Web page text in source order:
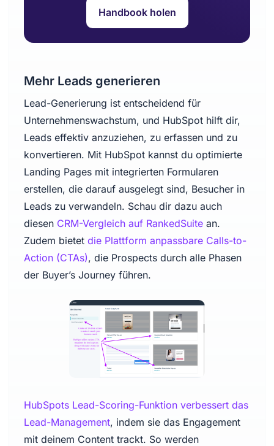
Handbook holen
Mehr Leads generieren
Lead-Generierung ist entscheidend für
Unternehmenswachstum, und HubSpot hilft dir,
Leads effektiv anzuziehen, zu erfassen und zu
konvertieren. Mit HubSpot kannst du optimierte
Landing Pages mit integrierten Formularen
erstellen, die darauf ausgelegt sind, Besucher in
Leads zu verwandeln. Schau dir dazu auch
diesen CRM-Vergleich auf RankedSuitean.
Zudem bietet die Plattform anpassbare Calls-to-
Action (CTAs), die Prospects durch alle Phasen
der Buyer’s Journey führen.
HubSpots Lead-Scoring-Funktion verbessert das
Lead-Management, indem sie das Engagement
mit deinem Content trackt. So werden